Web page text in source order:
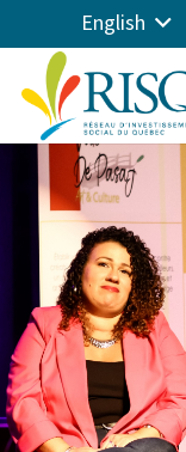
English